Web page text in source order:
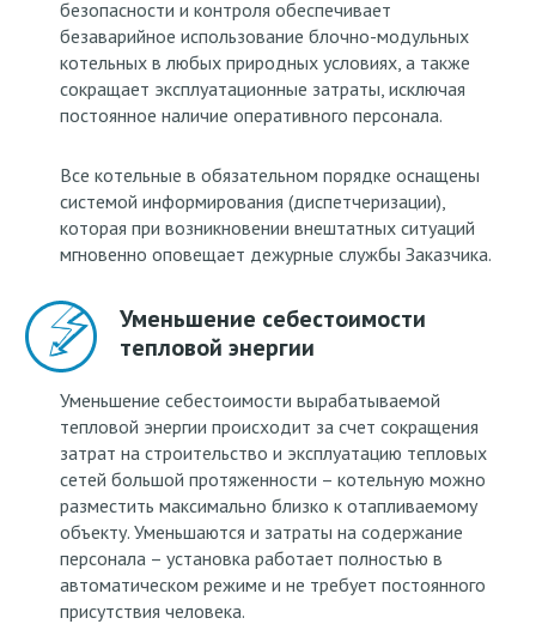
безопасности и контроля обеспечивает
безаварийное использование блочно-модульных
котельных в любых природных условиях, а также
сокращает эксплуатационные затраты, исключая
постоянное наличие оперативного персонала.
Все котельные в обязательном порядке оснащены
системой информирования (диспетчеризации),
которая при возникновении внештатных ситуаций
мгновенно оповещает дежурные службы Заказчика.
Уменьшение себестоимости
тепловой энергии
Уменьшение себестоимости вырабатываемой
тепловой энергии происходит за счет сокращения
затрат на строительство и эксплуатацию тепловых
сетей большой протяженности – котельную можно
разместить максимально близко к отапливаемому
объекту. Уменьшаются и затраты на содержание
персонала – установка работает полностью в
автоматическом режиме и не требует постоянного
присутствия человека.